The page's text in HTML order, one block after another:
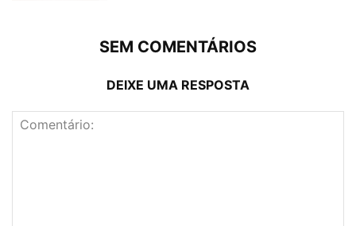
SEM COMENTÁRIOS
DEIXE UMA RESPOSTA